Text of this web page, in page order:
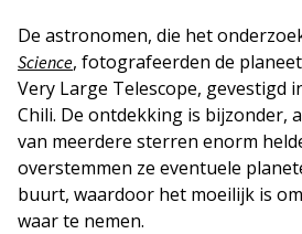
De astronomen, die het
Science, fotografeerden de
Very Large Telescope, gevestigd
Chili. De ontdekking is bijzonder,
van meerdere sterren enorm
overstemmen ze eventuele
buurt, waardoor het moeilijk is
waar te nemen.